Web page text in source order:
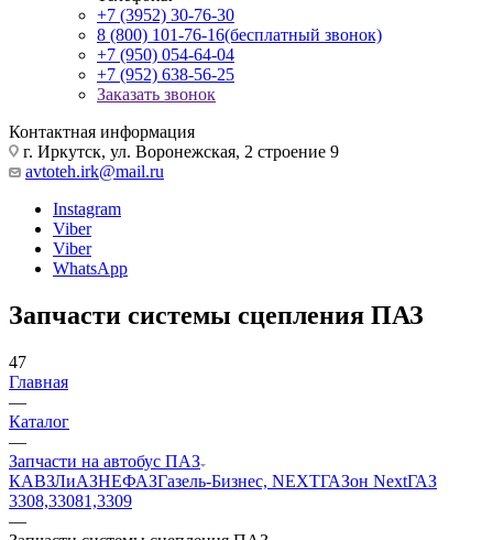
+7 (3952) 30-76-30
8 (800) 101-76-16(бесплатный звонок)
+7 (950) 054-64-04
+7 (952) 638-56-25
Заказать звонок
Контактная информация
г. Иркутск, ул. Воронежская, 2 строение 9
avtoteh.irk@mail.ru
Instagram
Viber
Viber
WhatsApp
Запчасти системы сцепления ПАЗ
47
Главная
—
Каталог
—
Запчасти на автобус ПАЗ
КАВЗЛиАЗНЕФАЗГазель-Бизнес, NEXTГАЗон NextГАЗ
3308,33081,3309
—